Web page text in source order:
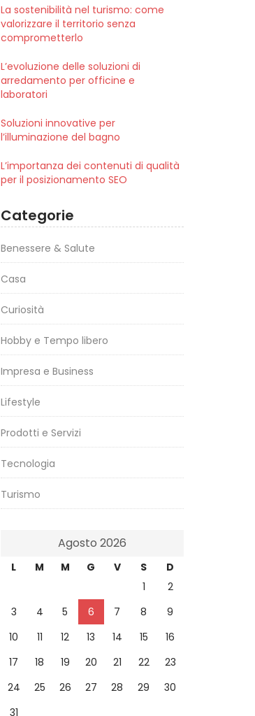
La sostenibilità nel turismo: come
valorizzare il territorio senza
comprometterlo
L’evoluzione delle soluzioni di
arredamento per officine e
laboratori
Soluzioni innovative per
l’illuminazione del bagno
L’importanza dei contenuti di qualità
per il posizionamento SEO
Categorie
Benessere & Salute
Casa
Curiosità
Hobby e Tempo libero
Impresa e Business
Lifestyle
Prodotti e Servizi
Tecnologia
Turismo
Agosto 2026
L M M G V S
D
1
2
3
4 5 6 7 8
9
10
11 12 13 14 15
16
17
18 19 20 21 22
23
24
25 26 27 28 29
30
31